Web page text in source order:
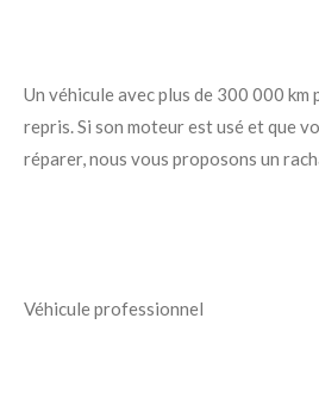
Un véhicule avec plus de 300 000
repris. Si son moteur est usé et que
réparer, nous vous proposons un
Véhicule professionnel